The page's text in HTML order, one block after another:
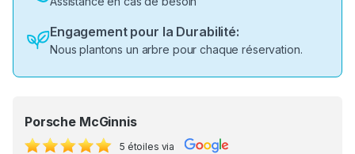
Engagement pour la Durabilité:
Nous plantons un arbre pour chaque réservation.
Porsche McGinnis
5 étoiles via